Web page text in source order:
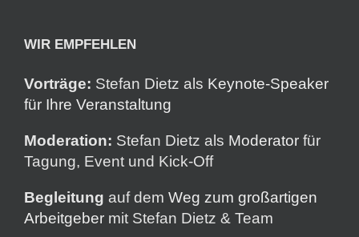
WIR EMPFEHLEN
Vorträge: Stefan Dietz als Keynote-Speaker
für Ihre Veranstaltung
Moderation: Stefan Dietz als Moderator für
Tagung, Event und Kick-Off
Begleitung auf dem Weg zum großartigen
Arbeitgeber mit Stefan Dietz & Team